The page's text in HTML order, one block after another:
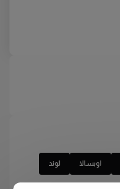
اوبسالا لوند